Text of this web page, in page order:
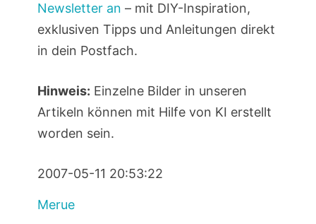
Newsletter an – mit DIY-Inspiration,
exklusiven Tipps und Anleitungen direkt
in dein Postfach.
Hinweis: Einzelne Bilder in unseren
Artikeln können mit Hilfe von KI erstellt
worden sein.
2007-05-11 20:53:22
Merue